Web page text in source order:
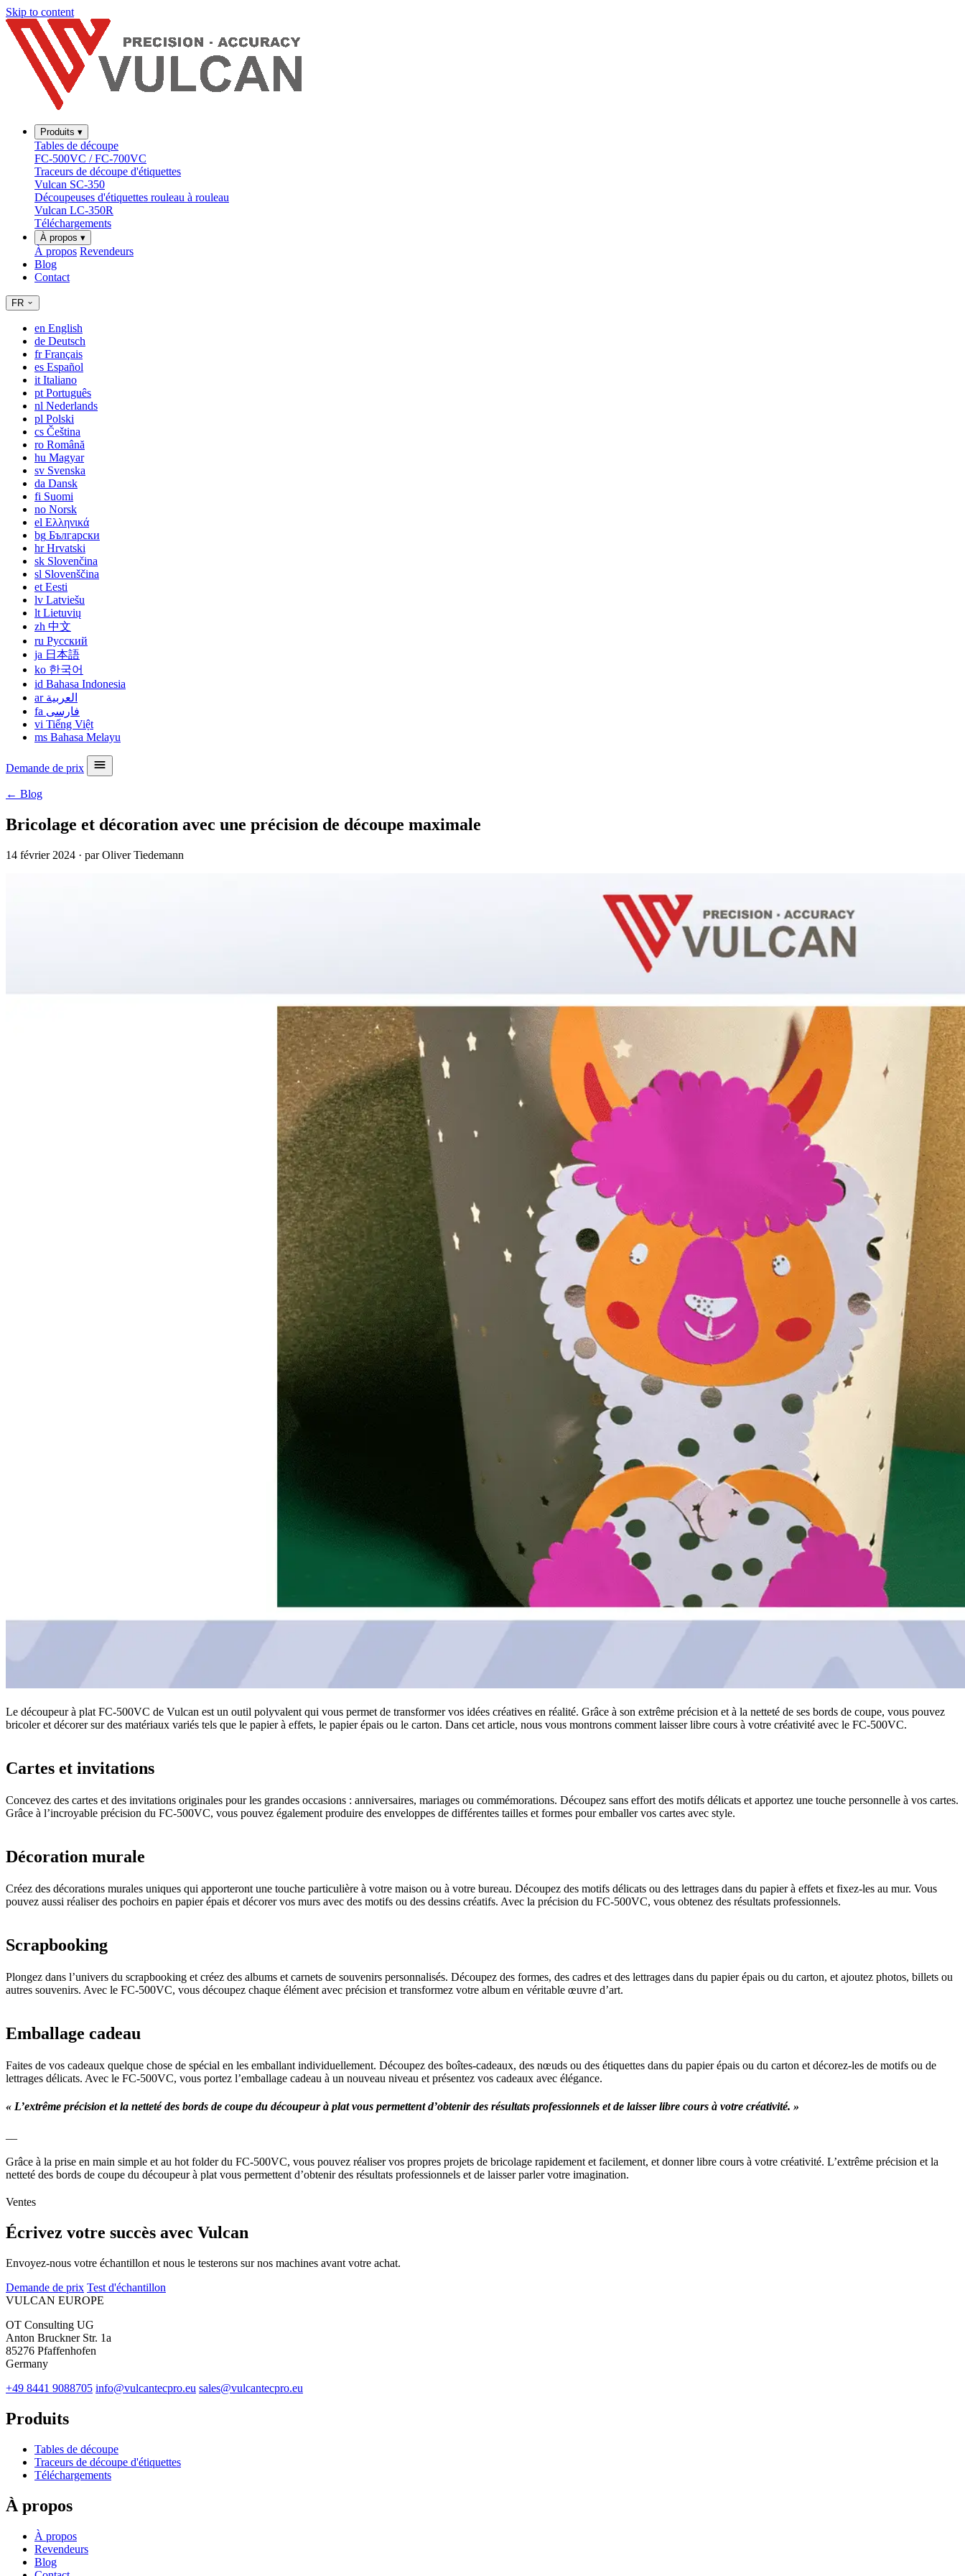
Skip to content
Produits ▾
Tables de découpe
FC-500VC / FC-700VC
Traceurs de découpe d'étiquettes
Vulcan SC-350
Découpeuses d'étiquettes rouleau à rouleau
Vulcan LC-350R
Téléchargements
À propos ▾
À propos Revendeurs
Blog
Contact
FR
en English
de Deutsch
frFrançais
es Español
it Italiano
pt Português
nl Nederlands
pl Polski
cs Čeština
ro Română
hu Magyar
sv Svenska
da Dansk
fi Suomi
no Norsk
el Ελληνικά
bg Български
hrHrvatski
sk Slovenčina
sl Slovenščina
et Eesti
lv Latviešu
lt Lietuvių
zh 中文
ru Русский
ja 日本語
ko 한국어
id Bahasa Indonesia
ar العربية
fa فارسی
vi Tiếng Việt
ms Bahasa Melayu
Demande de prix
← Blog
Bricolage et décoration avec une précision de découpe maximale
14 février 2024 · par Oliver Tiedemann
Le découpeur à plat FC-500VC de Vulcan est un outil polyvalent qui vous permet de transformer vos idées créatives en réalité. Grâce à son extrême précision et à la netteté de ses bords de coupe, vous pouvez
bricoler et décorer sur des matériaux variés tels que le papier à effets, le papier épais ou le carton. Dans cet article, nous vous montrons comment laisser libre cours à votre créativité avec le FC-500VC.
Cartes et invitations
Concevez des cartes et des invitations originales pour les grandes occasions : anniversaires, mariages ou commémorations. Découpez sans effort des motifs délicats et apportez une touche personnelle à vos cartes.
Grâce à l’incroyable précision du FC-500VC, vous pouvez également produire des enveloppes de différentes tailles et formes pour emballer vos cartes avec style.
Décoration murale
Créez des décorations murales uniques qui apporteront une touche particulière à votre maison ou à votre bureau. Découpez des motifs délicats ou des lettrages dans du papier à effets et fixez-les au mur. Vous
pouvez aussi réaliser des pochoirs en papier épais et décorer vos murs avec des motifs ou des dessins créatifs. Avec la précision du FC-500VC, vous obtenez des résultats professionnels.
Scrapbooking
Plongez dans l’univers du scrapbooking et créez des albums et carnets de souvenirs personnalisés. Découpez des formes, des cadres et des lettrages dans du papier épais ou du carton, et ajoutez photos, billets ou
autres souvenirs. Avec le FC-500VC, vous découpez chaque élément avec précision et transformez votre album en véritable œuvre d’art.
Emballage cadeau
Faites de vos cadeaux quelque chose de spécial en les emballant individuellement. Découpez des boîtes-cadeaux, des nœuds ou des étiquettes dans du papier épais ou du carton et décorez-les de motifs ou de
lettrages délicats. Avec le FC-500VC, vous portez l’emballage cadeau à un nouveau niveau et présentez vos cadeaux avec élégance.
« L’extrême précision et la netteté des bords de coupe du découpeur à plat vous permettent d’obtenir des résultats professionnels et de laisser libre cours à votre créativité. »
Grâce à la prise en main simple et au hot folder du FC-500VC, vous pouvez réaliser vos propres projets de bricolage rapidement et facilement, et donner libre cours à votre créativité. L’extrême précision et la
netteté des bords de coupe du découpeur à plat vous permettent d’obtenir des résultats professionnels et de laisser parler votre imagination.
Ventes
Écrivez votre succès avec Vulcan
Envoyez-nous votre échantillon et nous le testerons sur nos machines avant votre achat.
Demande de prix Test d'échantillon
VULCAN EUROPE
OT Consulting UG
Anton Bruckner Str. 1a
85276 Pfaffenhofen
Germany
+49 8441 9088705 info@vulcantecpro.eu sales@vulcantecpro.eu
Produits
Tables de découpe
Traceurs de découpe d'étiquettes
Téléchargements
À propos
À propos
Revendeurs
Blog